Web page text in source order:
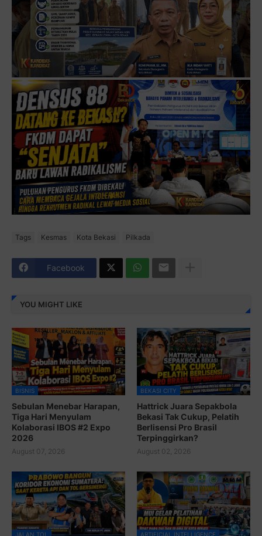
Tags Kesmas Kota Bekasi Pilkada
Facebook
YOU MIGHT LIKE
BISNIS
Sebulan Menebar Harapan,
Tiga Hari Menyulam
Kolaborasi IBOS #2 Expo
2026
August 07, 2026
BEKASI CITY
Hattrick Juara Sepakbola
Bekasi Tak Cukup, Pelatih
Berlisensi Pro Brasil
Terpinggirkan?
August 02, 2026
JALAN TOL ARTIFICIAL INTELLIGENCE